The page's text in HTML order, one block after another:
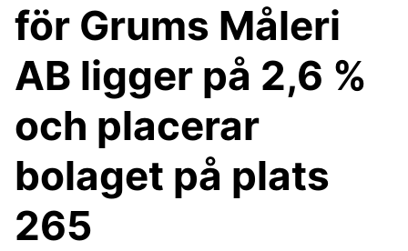
för Grums Måleri
AB ligger på 2,6 %
och placerar
bolaget på plats
265